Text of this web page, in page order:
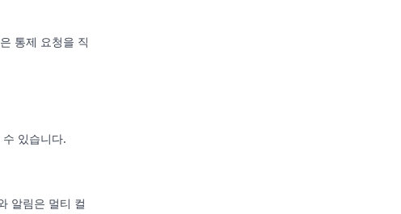
통제 요청을 직
있습니다.
알림은 멀티 컬